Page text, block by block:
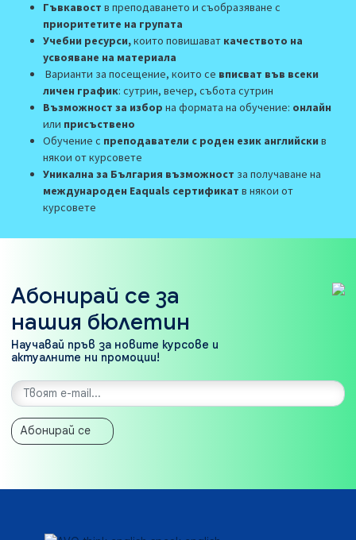
Гъвкавост в преподаването и съобразяване с
приоритетите на групата
Учебни ресурси,които повишават качеството на
усвояване на материала
Варианти за посещение, които се вписват във всеки
личен график: сутрин, вечер, събота сутрин
Възможност за избор на формата на обучение: онлайн
или присъствено
Обучение с преподаватели с роден език английски в
някои от курсовете
Уникална за България възможност за получаване на
международен Eaquals сертификат в някои от
курсовете
Абонирай се за
нашия бюлетин
Научавай пръв за новите курсове и
актуалните ни промоции!
Абонирай се